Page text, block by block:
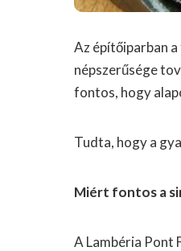
Az építőiparban
népszerűsége
fontos, hogy
Tudta, hogy a
Miért fontos a
A Lambéria Pont